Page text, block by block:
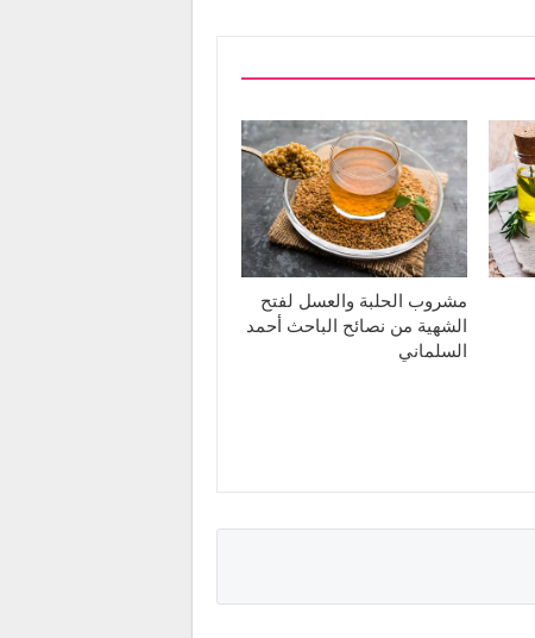
مشروب الحلبة والعسل لفتح
الشهية من نصائح الباحث أحمد
السلماني